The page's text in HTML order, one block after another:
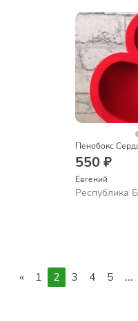
Пенобокс
550 ₽
Евгений
Республика
« 1 2 3 4 5 ...